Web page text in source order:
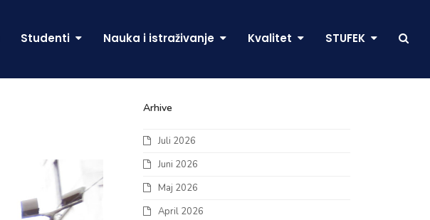
Studenti Nauka i istraživanje Kvalitet STUFEK
Arhive
Juli 2026
Juni 2026
Maj 2026
April 2026